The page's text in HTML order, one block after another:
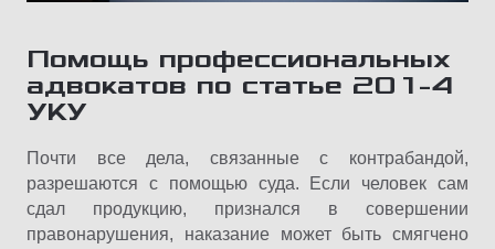
Помощь профессиональных
адвокатов по статье 201-4
УКУ
Почти все дела, связанные с контрабандой,
разрешаются с помощью суда. Если человек сам
сдал продукцию, признался в совершении
правонарушения, наказание может быть смягчено